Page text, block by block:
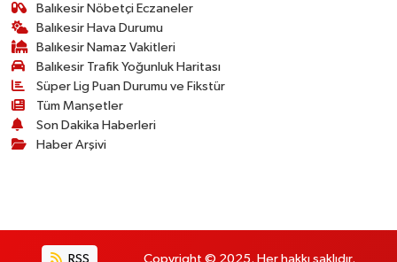
Balıkesir Nöbetçi Eczaneler
Balıkesir Hava Durumu
Balıkesir Namaz Vakitleri
Balıkesir Trafik Yoğunluk Haritası
Süper Lig Puan Durumu ve Fikstür
Tüm Manşetler
Son Dakika Haberleri
Haber Arşivi
RSS Copyright © 2025. Her hakkı saklıdır.